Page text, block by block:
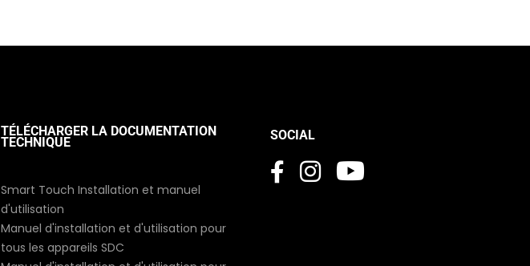
TÉLÉCHARGER LA DOCUMENTATION
TECHNIQUE
Smart Touch Installation et manuel
d'utilisation
Manuel d'installation et d'utilisation pour
tous les appareils SDC
SOCIAL